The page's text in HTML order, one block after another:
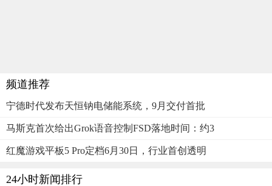
频道推荐
宁德时代发布天恒钠电储能系统，9月交付首批
马斯克首次给出Grok语音控制FSD落地时间：约3
红魔游戏平板5 Pro定档6月30日，行业首创透明
24小时新闻排行